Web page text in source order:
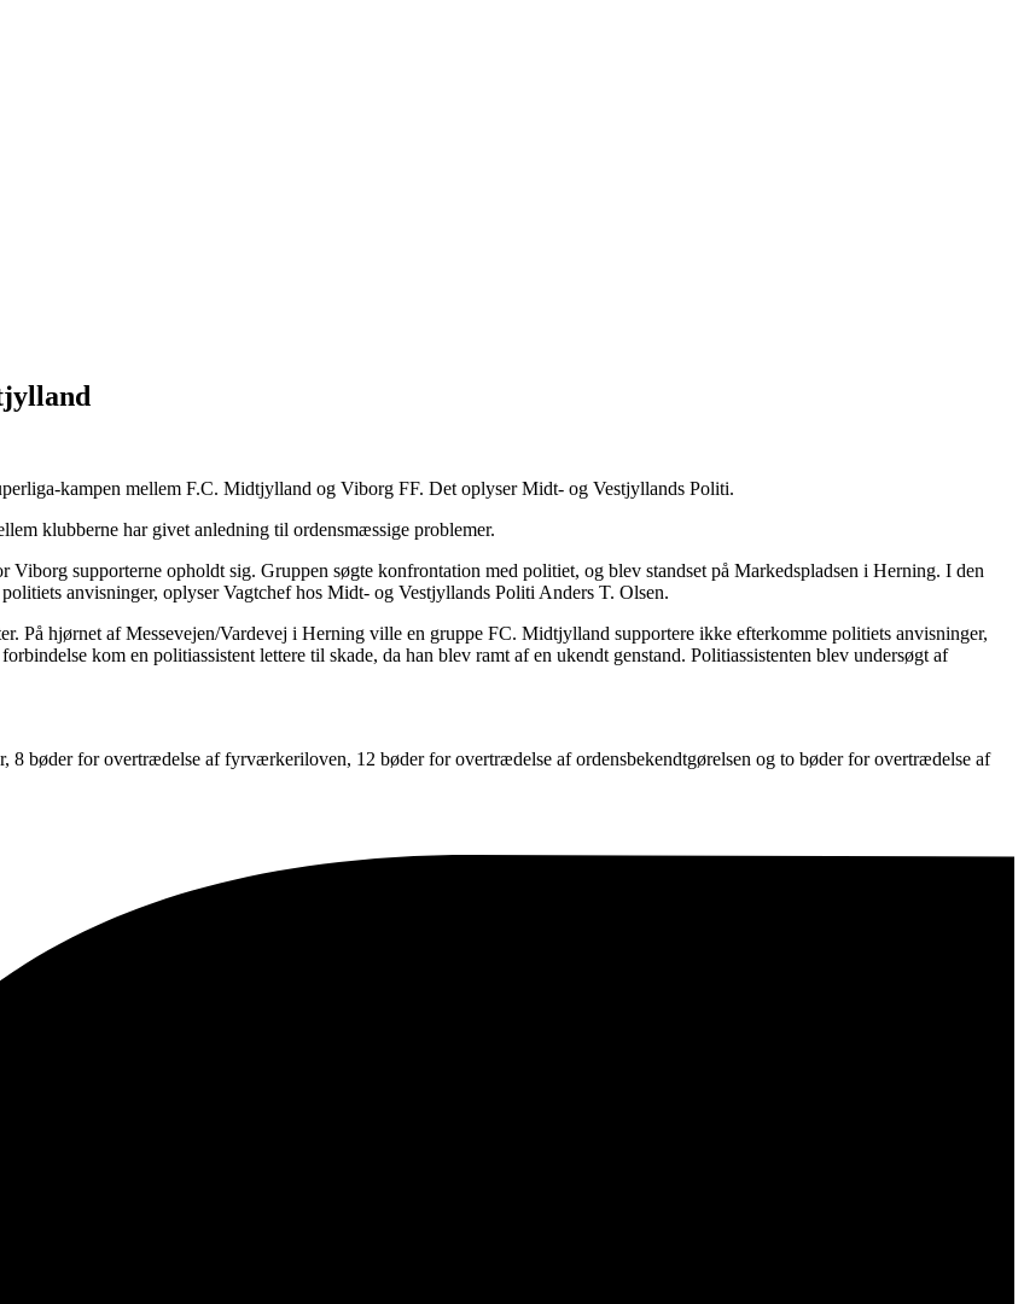
kampen mellem F.C. Midtjylland og Viborg FF. Det oplyser Midt- og Vestjyllands Politi.
klubberne har givet anledning til ordensmæssige problemer.
supporterne opholdt sig. Gruppen søgte konfrontation med politiet, og blev standset på Markedspladsen i Herning. I den
anvisninger, oplyser Vagtchef hos Midt- og Vestjyllands Politi Anders T. Olsen.
På hjørnet af Messevejen/Vardevej i Herning ville en gruppe FC. Midtjylland supportere ikke efterkomme politiets anvisninger,
kom en politiassistent lettere til skade, da han blev ramt af en ukendt genstand. Politiassistenten blev undersøgt af
8 bøder for overtrædelse af fyrværkeriloven, 12 bøder for overtrædelse af ordensbekendtgørelsen og to bøder for overtrædelse af